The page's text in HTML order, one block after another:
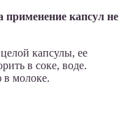
применение капсул не
капсулы, ее
в соке, воде.
в молоке.